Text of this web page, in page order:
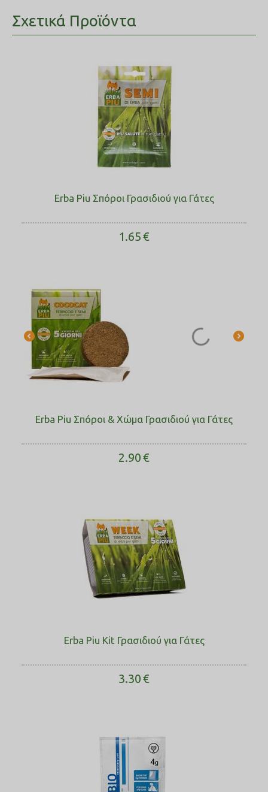
Σχετικά Προϊόντα
Erba Piu Σπόροι Γρασιδιού για Γάτες
1.65€
Erba Piu Σπόροι & Χώμα Γρασιδιού για Γάτες
2.90€
Erba Piu Kit Γρασιδιού για Γάτες
3.30€